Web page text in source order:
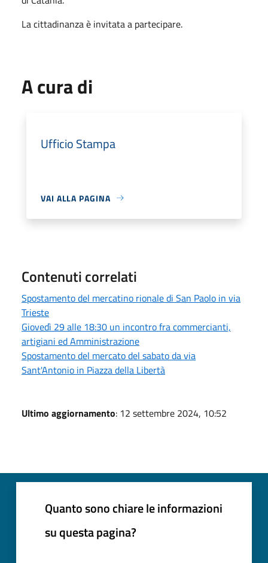
La cittadinanza è invitata a partecipare.
A cura di
Ufficio Stampa
VAI ALLA PAGINA
Contenuti correlati
Spostamento del mercatino rionale di San Paolo in via
Trieste
Giovedì 29 alle 18:30 un incontro fra commercianti,
artigiani ed Amministrazione
Spostamento del mercato del sabato da via
Sant'Antonio in Piazza della Libertà
Ultimo aggiornamento: 12 settembre 2024, 10:52
Quanto sono chiare le informazioni
su questa pagina?